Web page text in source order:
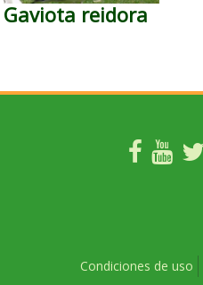
Gaviota reidora
Condiciones de uso